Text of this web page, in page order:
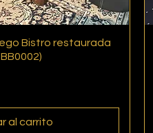
rápidaBistro restaurada
al carrito